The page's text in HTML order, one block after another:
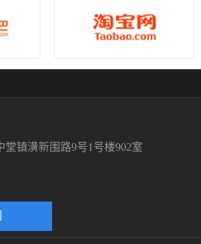
堂镇潢新围路9号1号楼902室